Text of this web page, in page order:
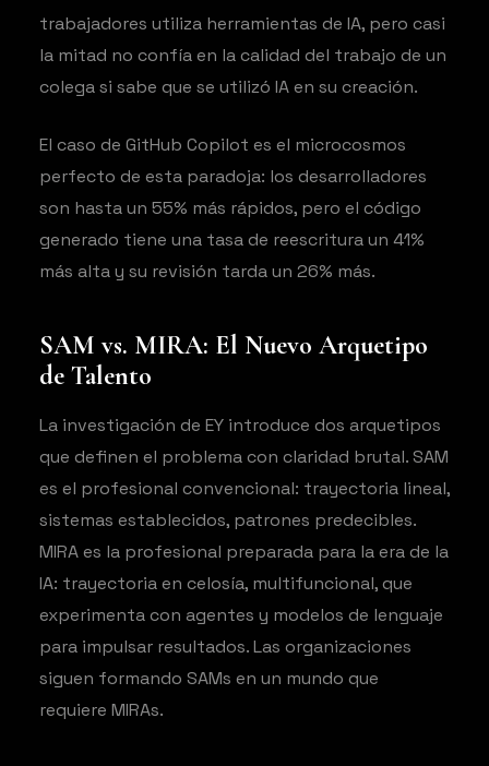
trabajadores utiliza herramientas de IA, pero casi
la mitad no confía en la calidad del trabajo de un
colega si sabe que se utilizó IA en su creación.
El caso de GitHub Copilot es el microcosmos
perfecto de esta paradoja: los desarrolladores
son hasta un 55% más rápidos, pero el código
generado tiene una tasa de reescritura un 41%
más alta y su revisión tarda un 26% más.
SAM vs. MIRA: El Nuevo Arquetipo
de Talento
La investigación de EY introduce dos arquetipos
que definen el problema con claridad brutal. SAM
es el profesional convencional: trayectoria lineal,
sistemas establecidos, patrones predecibles.
MIRA es la profesional preparada para la era de la
IA: trayectoria en celosía, multifuncional, que
experimenta con agentes y modelos de lenguaje
para impulsar resultados. Las organizaciones
siguen formando SAMs en un mundo que
requiere MIRAs.